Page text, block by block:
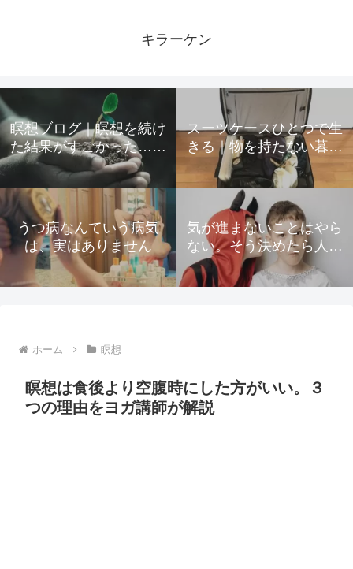
キラーケン
瞑想ブログ｜瞑想を続け
た結果がすごかった…起
きた変化をすべて公開
スーツケースひとつで生
きる｜物を持たない暮ら
しのための所有物の手放
し方
うつ病なんていう病気
は、実はありません
気が進まないことはやら
ない。そう決めたら人生
が驚くほど楽になった
ホーム 瞑想
瞑想は食後より空腹時にした方がいい。３
つの理由をヨガ講師が解説